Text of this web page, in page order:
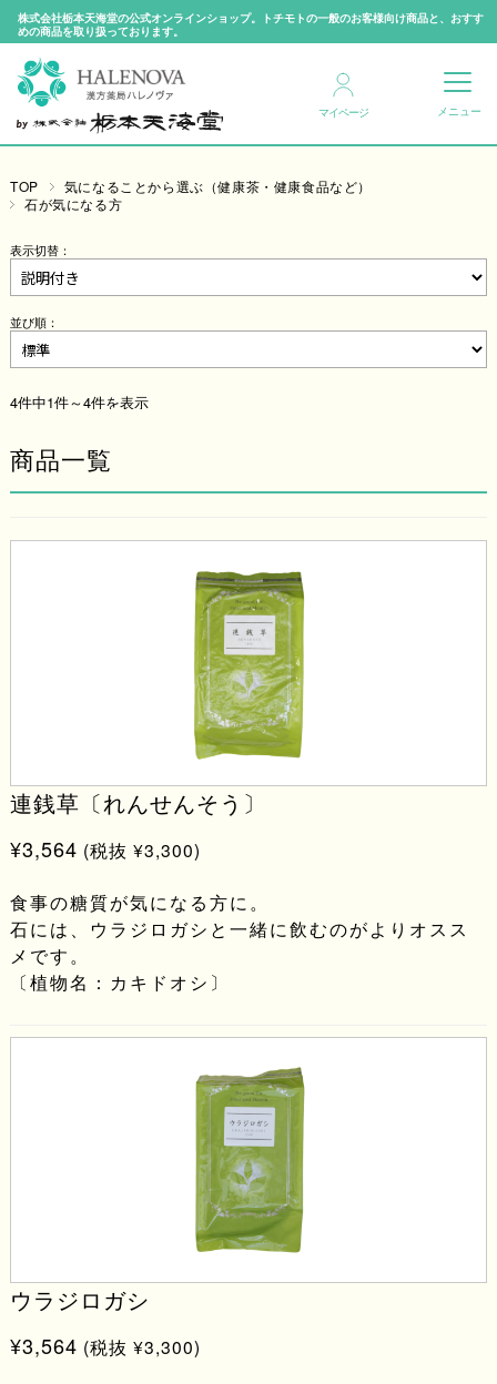
株式会社栃本天海堂の公式オンラインショップ。トチモトの一般のお客様向け商品と、おすす
めの商品を取り扱っております。
マイページ
TOP
気になることから選ぶ（健康茶・健康食品など）
石が気になる方
表示切替：
並び順：
4件中1件～4件を表示
商品一覧
連銭草〔れんせんそう〕
¥3,564 (税抜 ¥3,300)
食事の糖質が気になる方に。
石には、ウラジロガシと一緒に飲むのがよりオスス
メです。
〔植物名：カキドオシ〕
ウラジロガシ
¥3,564 (税抜 ¥3,300)